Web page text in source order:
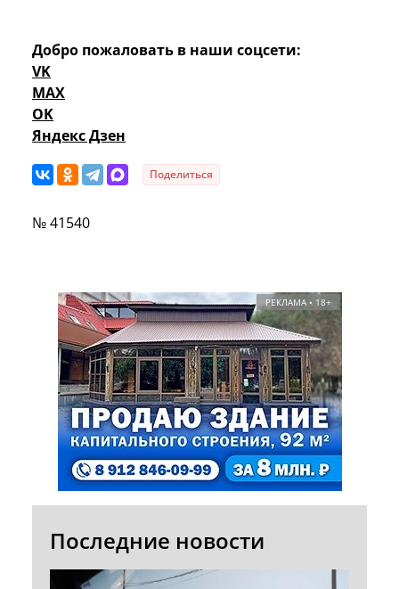
Добро пожаловать в наши соцсети:
VK
MAX
OK
Яндекс Дзен
Поделиться
№ 41540
РЕКЛАМА • 18+
Последние новости